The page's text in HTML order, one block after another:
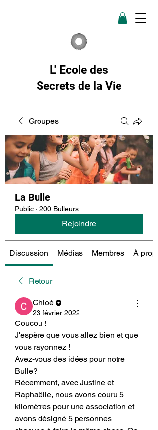
L' Ecole des
Secrets de la Vie
Groupes
La Bulle
Public · 200 Bulleurs
Rejoindre
Discussion Médias Membres À
Retour
Chloé
23 février 2022
Coucou !
J'espère que vous allez bien et que
vous rayonnez !
Avez-vous des idées pour notre
Bulle?
Récemment, avec Justine et
Raphaëlle, nous avons couru 5
kilomètres pour une association et
avons désigné 5 personnes